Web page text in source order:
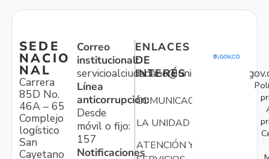
SEDE
NACIO
NAL
Carrera
85D No.
46A – 65
Complejo
logístico
San
Cayetano
Correo
institucional:
Línea
anticorrupción:
Desde
móvil o fijo:
157
Notificaciones
ENLACES
DE
INTERÉS
COMUNICACIONES
LA UNIDAD
ATENCIÓN Y